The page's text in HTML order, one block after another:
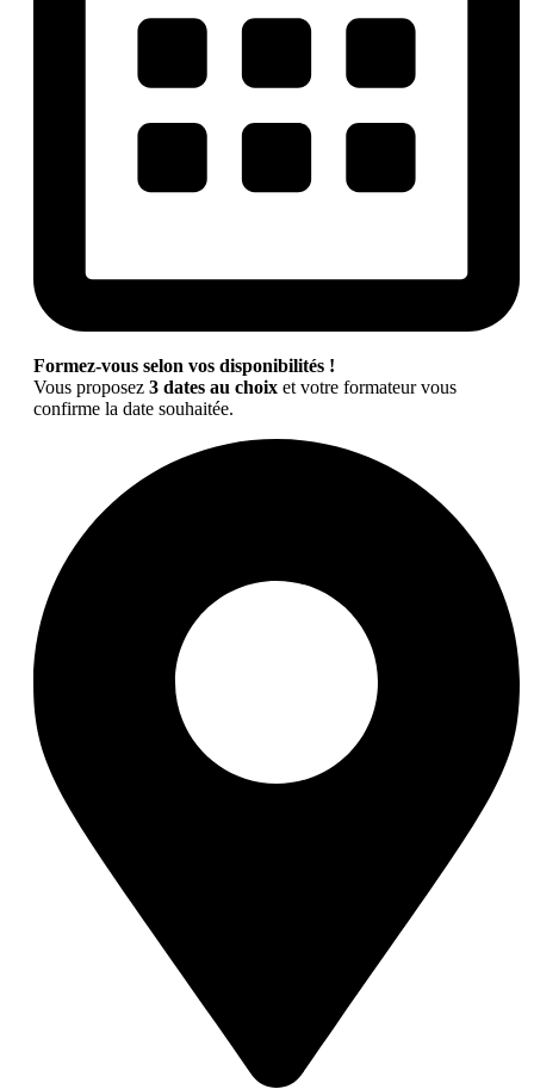
Formez-vous selon vos disponibilités !
Vous proposez 3 dates au choix et votre formateur vous
confirme la date souhaitée.